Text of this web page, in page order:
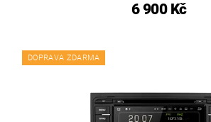
6 900 Kč
DOPRAVA ZDARMA